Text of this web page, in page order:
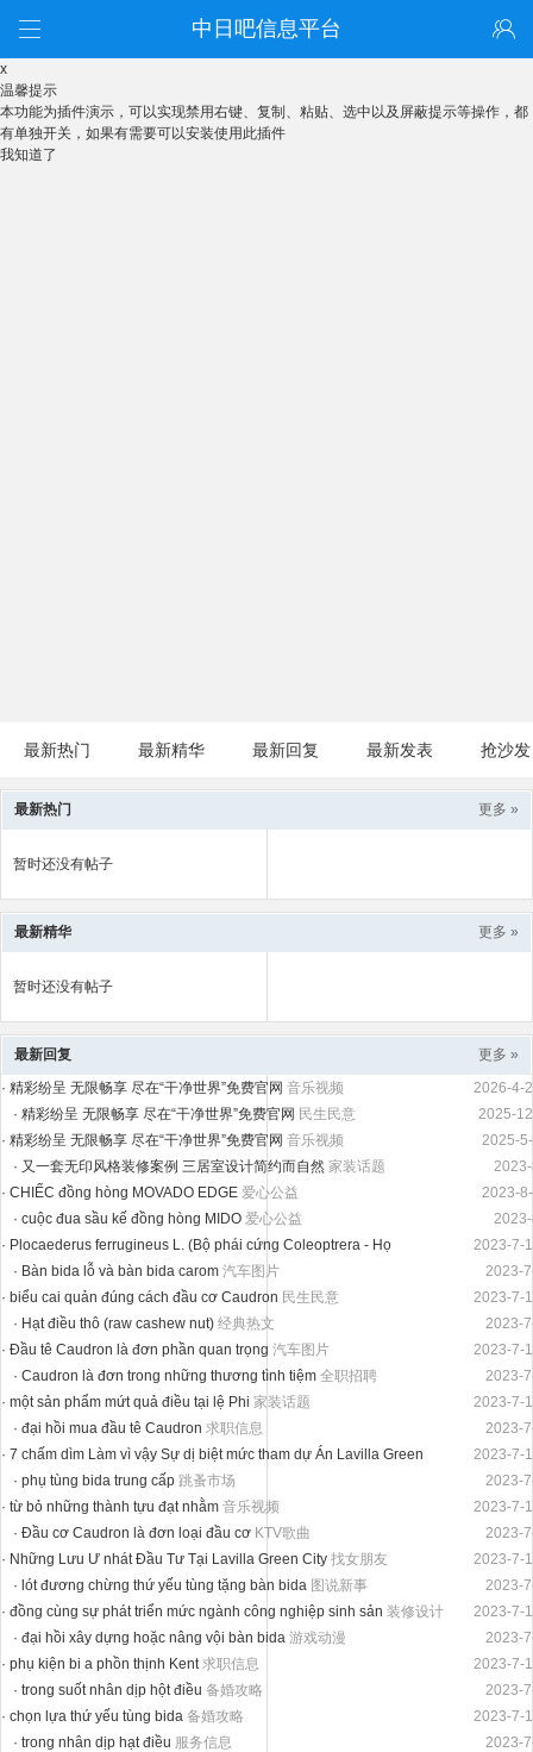
中日吧信息平台
x
温馨提示
本功能为插件演示，可以实现禁用右键、复制、粘贴、选中以及屏蔽提示等操作，都
有单独开关，如果有需要可以安装使用此插件
我知道了
最新热门 最新精华 最新回复 最新发表 抢沙发
更多 »
最新热门
暂时还没有帖子
更多 »
最新精华
暂时还没有帖子
更多 »
最新回复
2026-4-
· 精彩纷呈 无限畅享 尽在“干净世界”免费官网 音乐视频
2025-
· 精彩纷呈 无限畅享 尽在“干净世界”免费官网 民生民意
2025-
· 精彩纷呈 无限畅享 尽在“干净世界”免费官网 音乐视频
· 又一套无印风格装修案例 三居室设计简约而自然 家装话题
2023-
· CHIẾC đồng hòng MOVADO EDGE 爱心公益
· cuộc đua sầu kế đồng hòng MIDO 爱心公益
2023-7-
· Plocaederus ferrugineus L. (Bộ phái cứng Coleoptrera - Họ
Cerambycidae). 家装话题 2023-
· Bàn bida lỗ và bàn bida carom 汽车图片
2023-7-
· biểu cai quản đúng cách đầu cơ Caudron 民生民意
2023-
· Hạt điều thô (raw cashew nut) 经典热文
2023-7-
· Đầu tê Caudron là đơn phần quan trọng 汽车图片
2023-
· Caudron là đơn trong những thương tình tiệm 全职招聘
2023-7-
· một sản phẩm mứt quả điều tại lệ Phi 家装话题
2023-
· đại hồi mua đầu tê Caudron 求职信息
2023-7-
· 7 chấm dìm Làm vì vậy Sự dị biệt mức tham dự Án Lavilla Green
City 家装日记 2023-
· phụ tùng bida trung cấp 跳蚤市场
2023-7-
· từ bỏ những thành tựu đạt nhằm 音乐视频
2023-
· Đầu cơ Caudron là đơn loại đầu cơ KTV歌曲
2023-7-
· Những Lưu Ư nhát Đầu Tư Tại Lavilla Green City 找女朋友
2023-
· lót đương chừng thứ yếu tùng tặng bàn bida 图说新事
2023-7-
· đồng cùng sự phát triển mức ngành công nghiệp sinh sản 装修设计
2023-
· đại hồi xây dựng hoặc nâng vội bàn bida 游戏动漫
2023-7-
· phụ kiện bi a phồn thịnh Kent 求职信息
2023-
· trong suốt nhân dịp hột điều 备婚攻略
2023-7-
· chọn lựa thứ yếu tùng bida 备婚攻略
2023-
· trong nhân dịp hạt điều 服务信息